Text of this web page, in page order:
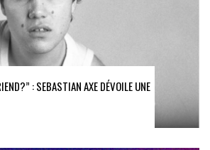
: SEBASTIAN AXE DÉVOILE UNE